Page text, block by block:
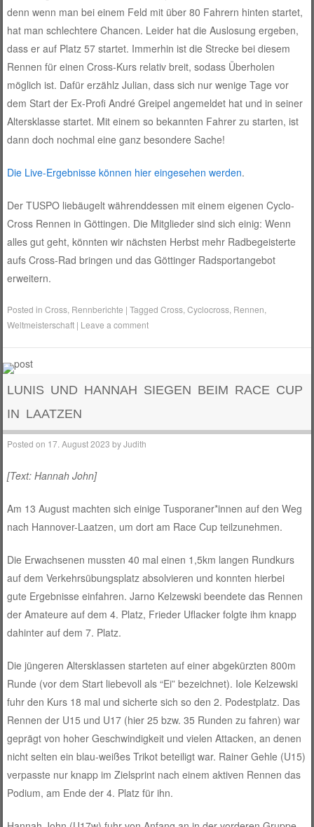
denn wenn man bei einem Feld mit über 80 Fahrern hinten startet,
hat man schlechtere Chancen. Leider hat die Auslosung ergeben,
dass er auf Platz 57 startet. Immerhin ist die Strecke bei diesem
Rennen für einen Cross-Kurs relativ breit, sodass Überholen
möglich ist. Dafür erzählz Julian, dass sich nur wenige Tage vor
dem Start der Ex-Profi André Greipel angemeldet hat und in seiner
Altersklasse startet. Mit einem so bekannten Fahrer zu starten, ist
dann doch nochmal eine ganz besondere Sache!
Die Live-Ergebnisse können hier eingesehen werden.
Der TUSPO liebäugelt währenddessen mit einem eigenen Cyclo-
Cross Rennen in Göttingen. Die Mitglieder sind sich einig: Wenn
alles gut geht, könnten wir nächsten Herbst mehr Radbegeisterte
aufs Cross-Rad bringen und das Göttinger Radsportangebot
erweitern.
Posted inCross Rennberichte |TaggedCross ,Cyclocross Rennen
Weltmeisterschaft | Leave a comment
LUNIS UND HANNAH SIEGEN BEIM RACE CUP
IN LAATZEN
Posted on 17. August 2023 byJudith
[Text: Hannah John]
Am 13 August machten sich einige Tusporaner*innen auf den Weg
nach Hannover-Laatzen, um dort am Race Cup teilzunehmen.
Die Erwachsenen mussten 40 mal einen 1,5km langen Rundkurs
auf dem Verkehrsübungsplatz absolvieren und konnten hierbei
gute Ergebnisse einfahren. Jarno Kelzewski beendete das Rennen
der Amateure auf dem 4. Platz, Frieder Uflacker folgte ihm knapp
dahinter auf dem 7. Platz.
Die jüngeren Altersklassen starteten auf einer abgekürzten 800m
Runde (vor dem Start liebevoll als “Ei” bezeichnet). Iole Kelzewski
fuhr den Kurs 18 mal und sicherte sich so den 2. Podestplatz. Das
Rennen der U15 und U17 (hier 25 bzw. 35 Runden zu fahren) war
geprägt von hoher Geschwindigkeit und vielen Attacken, an denen
nicht selten ein blau-weißes Trikot beteiligt war. Rainer Gehle (U15)
verpasste nur knapp im Zielsprint nach einem aktiven Rennen das
Podium, am Ende der 4. Platz für ihn.